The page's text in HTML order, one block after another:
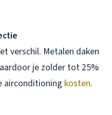
verschil. Metalen daken
je zolder tot 25%
airconditioning kosten.